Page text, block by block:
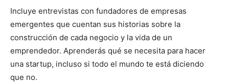
Incluye entrevistas con fundadores de empresas
emergentes que cuentan sus historias sobre la
construcción de cada negocio y la vida de un
emprendedor. Aprenderás qué se necesita para hacer
una startup, incluso si todo el mundo te está diciendo
que no.